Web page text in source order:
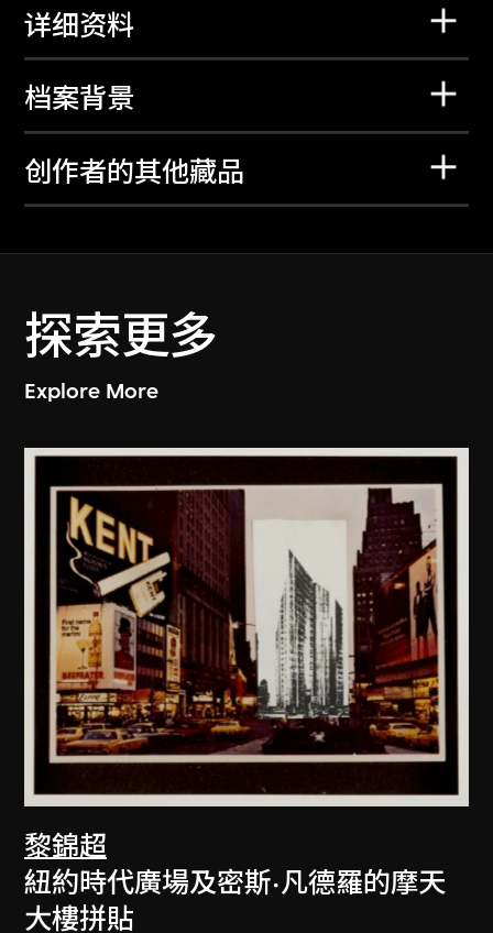
详细资料
档案背景
创作者的其他藏品
探索更多
Explore More
黎錦超
紐約時代廣場及密斯·凡德羅的摩天
大樓拼貼